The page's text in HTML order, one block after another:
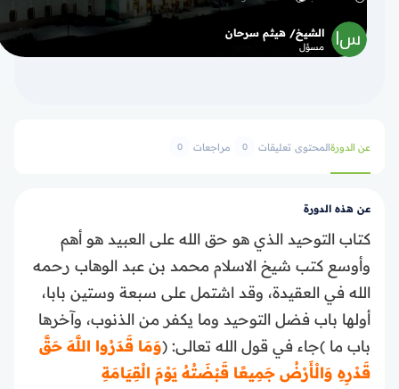
الشيخ/ هيثم سرحان
مسؤل
عن الدورةالمحتوى تعليقات 0 مراجعات 0
عن هذه الدورة
كتاب التوحيد الذي هو حق الله على العبيد هو أهم
وأوسع كتب شيخ الاسلام محمد بن عبد الوهاب رحمه
الله في العقيدة، وقد اشتمل على سبعة وستين بابا،
أولها باب فضل التوحيد وما يكفر من الذنوب، وآخرها
باب ما )جاء في قول الله تعالى: (وَمَا قَدَرُوا اللَّهَ حَقَّ
قَدْرِهِ وَالْأَرْضُ جَمِيعًا قَبْضَتُهُ يَوْمَ الْقِيَامَةِ